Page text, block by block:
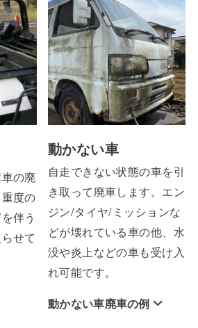
の廃
度の
伴う
せて
動かない車
自走できない状態の車を引
き取って廃車します。エン
ジン/タイヤ/ミッションな
どが壊れている車の他、水
没や炎上などの車も受け入
れ可能です。
動かない車廃車の例